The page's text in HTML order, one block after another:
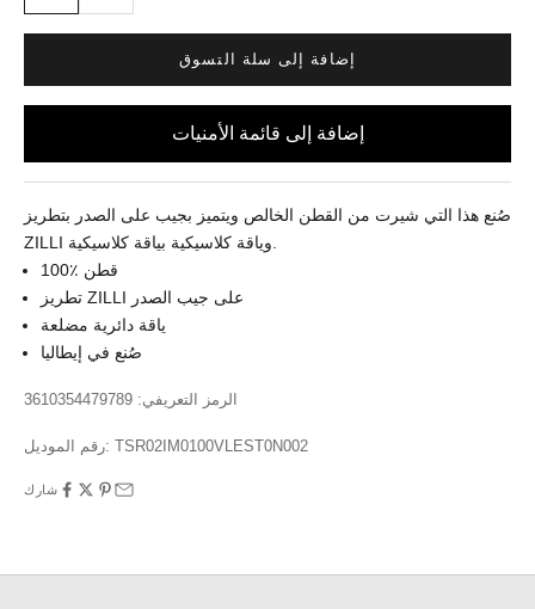
إضافة إلى سلة التسوق
صُنع هذا التي شيرت من القطن الخالص ويتميز بجيب على الصدر بتطريز
تطريز ZILLI على جيب الصدر
ياقة دائرية مضلعة
صُنع في إيطاليا
الرمز التعريفي: 3610354479789
رقم الموديل: TSR02IM0100VLEST0N002
شارك